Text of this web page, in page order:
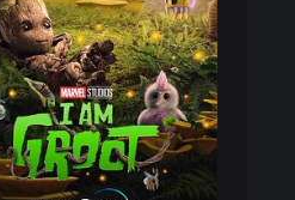
无观看影片的记录